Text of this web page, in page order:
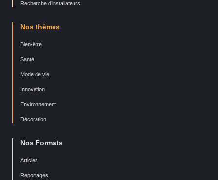
Recherche d’installateurs
Nos thèmes
Bien-être
Santé
Mode de vie
Innovation
Environnement
Décoration
Nos Formats
Articles
Reportages